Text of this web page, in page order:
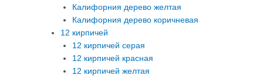
Калифорния дерево желтая
Калифорния дерево коричневая
12 кирпичей
12 кирпичей серая
12 кирпичей красная
12 кирпичей желтая